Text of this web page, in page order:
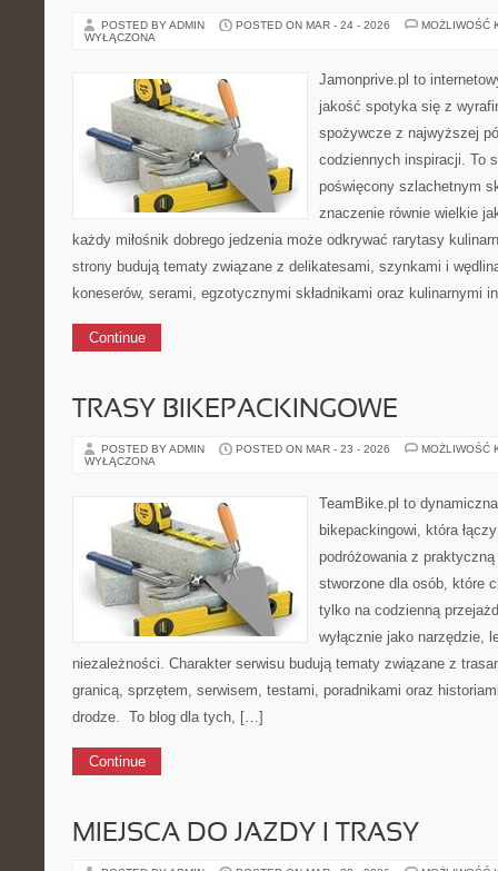
POSTED BY ADMIN POSTED ON MAR - 24 - 2026
MOŻLIWOŚĆ
WYŁĄCZONA
Jamonprive.pl to
jakość spotyka się z
spożywcze z najwyższej
codziennych inspiracji. To
poświęcony szlachetnym
znaczenie równie wielkie
każdy miłośnik dobrego jedzenia może odkrywać rarytasy
strony budują tematy związane z delikatesami, szynkami i
koneserów, serami, egzotycznymi składnikami oraz kulinarnymi
Continue
TRASY BIKEPACKINGOWE
POSTED BY ADMIN POSTED ON MAR - 23 - 2026
MOŻLIWOŚĆ
WYŁĄCZONA
TeamBike.pl to
bikepackingowi, która
podróżowania z
stworzone dla osób, które
tylko na codzienną
wyłącznie jako narzędzie,
niezależności. Charakter serwisu budują tematy związane z
granicą, sprzętem, serwisem, testami, poradnikami oraz
drodze. To blog dla tych, […]
Continue
MIEJSCA DO JAZDY I TRASY